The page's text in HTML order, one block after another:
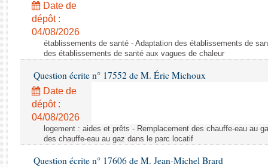
Date de
dépôt :
04/08/2026
établissements de santé - Adaptation des établissements de
des établissements de santé aux vagues de chaleur
Question écrite n° 17552 de M. Éric Michoux
Date de
dépôt :
04/08/2026
logement : aides et prêts - Remplacement des chauffe-eau au
des chauffe-eau au gaz dans le parc locatif
Question écrite n° 17606 de M. Jean-Michel Brard